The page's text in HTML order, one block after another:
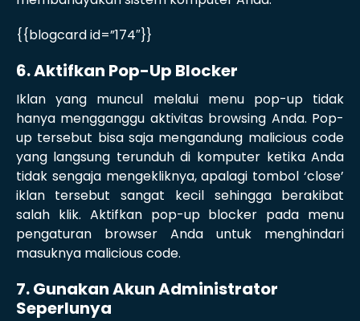
{{blogcard id=”174″}}
6. Aktifkan Pop-Up Blocker
Iklan yang muncul melalui menu pop-up tidak
hanya mengganggu aktivitas browsing Anda. Pop-
up tersebut bisa saja mengandung malicious code
yang langsung terunduh di komputer ketika Anda
tidak sengaja mengekliknya, apalagi tombol ‘close’
iklan tersebut sangat kecil sehingga berakibat
salah klik. Aktifkan pop-up blocker pada menu
pengaturan browser Anda untuk menghindari
masuknya malicious code.
7. Gunakan Akun Administrator
Seperlunya